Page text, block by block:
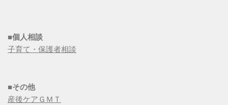
■個人相談
子育て・保護者相談
■その他
産後ケアＧＭＴ